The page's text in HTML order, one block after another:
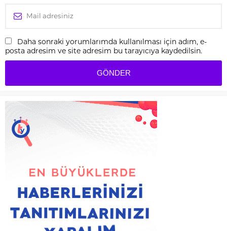
Daha sonraki yorumlarımda kullanılması için adım, e-
posta adresim ve site adresim bu tarayıcıya kaydedilsin.